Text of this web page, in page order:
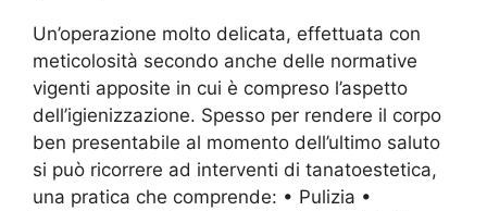
Un’operazione molto delicata, effettuata con
meticolosità secondo anche delle normative
vigenti apposite in cui è compreso l’aspetto
dell’igienizzazione. Spesso per rendere il corpo
ben presentabile al momento dell’ultimo saluto
si può ricorrere ad interventi di tanatoestetica,
una pratica che comprende: • Pulizia •